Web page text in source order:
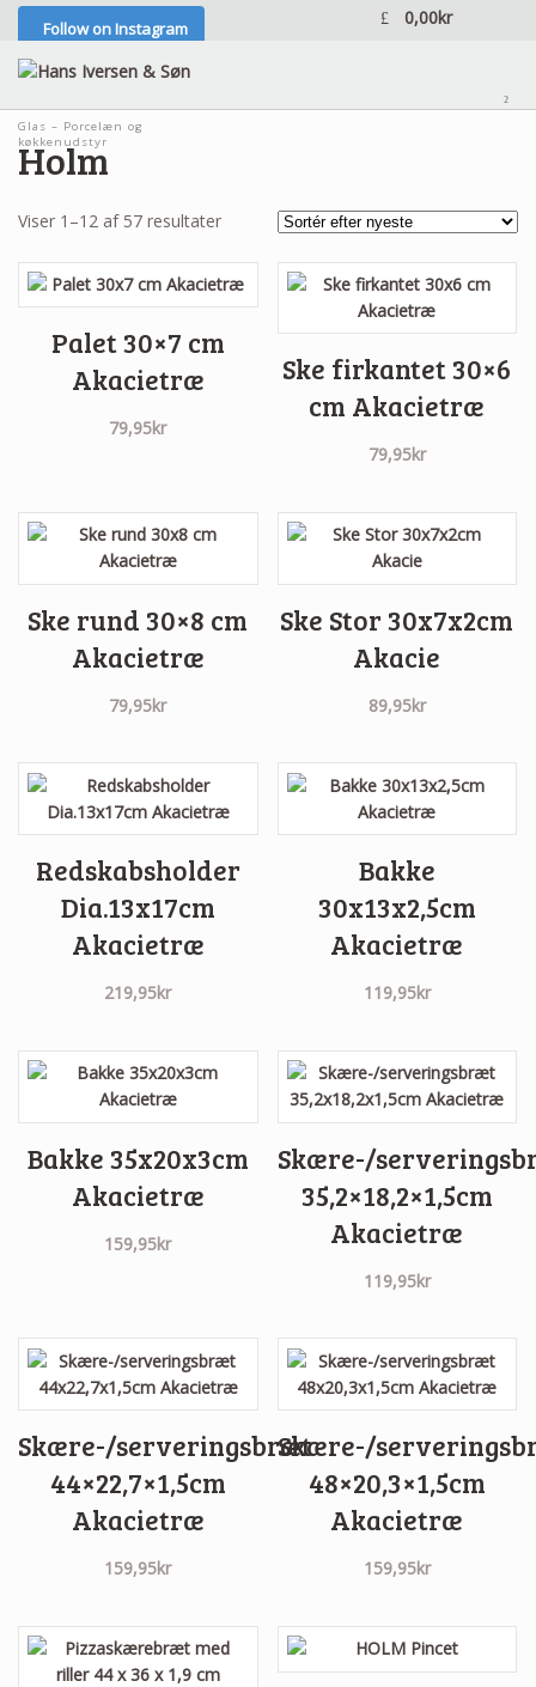
Follow on Instagram
0,00kr
Glas – Porcelæn og
køkkenudstyr
²
Holm
Viser 1–12 af 57 resultaterSorteret
Palet 30×7 cm
Akacietræ
79,95kr
Ske firkantet 30×6
cm Akacietræ
79,95kr
Ske rund 30×8 cm
Akacietræ
79,95kr
Ske Stor 30x7x2cm
Akacie
89,95kr
Redskabsholder
Dia.13x17cm
Akacietræ
219,95kr
Bakke
30x13x2,5cm
Akacietræ
119,95kr
Bakke 35x20x3cm
Akacietræ
159,95kr
Skære-/
35,2×18,2×1,5cm
Akacietræ
119,95kr
Skære-/serveringsbræt
44×22,7×1,5cm
Akacietræ
159,95kr
Skære-/
48×20,3×1,5cm
Akacietræ
159,95kr